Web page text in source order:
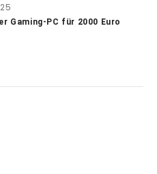
Gaming-PC für 2000 Euro